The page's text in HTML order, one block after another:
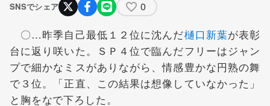
SNSでシェア 0
〇…昨季自己最低１２位に沈んだ樋口新葉が表彰
台に返り咲いた。ＳＰ４位で臨んだフリーはジャン
プで細かなミスがありながら、情感豊かな円熟の舞
で３位。「正直、この結果は想像していなかった」
と胸をなで下ろした。